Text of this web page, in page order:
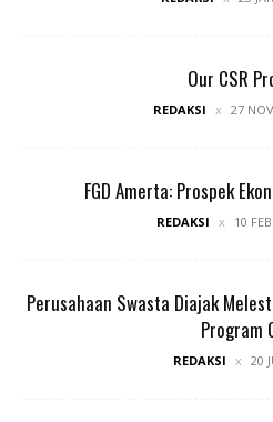
Our CSR
REDAKSI 27
FGD Amerta: Prospek
REDAKSI 10
Perusahaan Swasta Diajak
Program
REDAKSI 20